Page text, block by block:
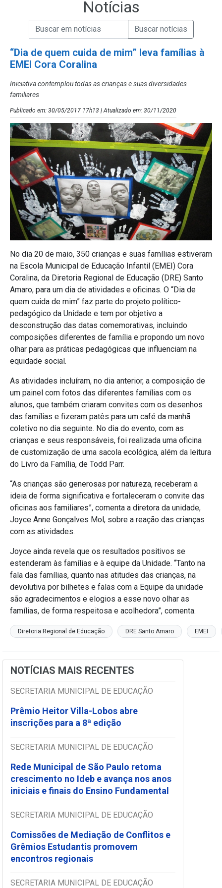
Notícias
Campo de Busca de Notícias
Campo de Busca de informaçõesEnviar a Busca de Notícias
“Dia de quem cuida de mim” leva famílias à
EMEI Cora Coralina
Iniciativa contemplou todas as crianças e suas diversidades
familiares
Publicado em: 30/05/2017 17h13 | Atualizado em: 30/11/2020
No dia 20 de maio, 350 crianças e suas famílias estiveram
na Escola Municipal de Educação Infantil (EMEI) Cora
Coralina, da Diretoria Regional de Educação (DRE) Santo
Amaro, para um dia de atividades e oficinas. O “Dia de
quem cuida de mim” faz parte do projeto político-
pedagógico da Unidade e tem por objetivo a
desconstrução das datas comemorativas, incluindo
composições diferentes de família e propondo um novo
olhar para as práticas pedagógicas que influenciam na
equidade social.
As atividades incluíram, no dia anterior, a composição de
um painel com fotos das diferentes famílias com os
alunos, que também criaram convites com os desenhos
das famílias e fizeram patês para um café da manhã
coletivo no dia seguinte. No dia do evento, com as
crianças e seus responsáveis, foi realizada uma oficina
de customização de uma sacola ecológica, além da leitura
do Livro da Família, de Todd Parr.
“As crianças são generosas por natureza, receberam a
ideia de forma significativa e fortaleceram o convite das
oficinas aos familiares”, comenta a diretora da unidade,
Joyce Anne Gonçalves Mol, sobre a reação das crianças
com as atividades.
Joyce ainda revela que os resultados positivos se
estenderam às famílias e à equipe da Unidade. “Tanto na
fala das famílias, quanto nas atitudes das crianças, na
devolutiva por bilhetes e falas com a Equipe da unidade
são agradecimentos e elogios a esse novo olhar as
famílias, de forma respeitosa e acolhedora”, comenta.
Diretoria Regional de Educação DRE Santo Amaro EMEI
NOTÍCIAS MAIS RECENTES
SECRETARIA MUNICIPAL DE EDUCAÇÃO
Prêmio Heitor Villa-Lobos abre
inscrições para a 8ª edição
SECRETARIA MUNICIPAL DE EDUCAÇÃO
Rede Municipal de São Paulo retoma
crescimento no Ideb e avança nos anos
iniciais e finais do Ensino Fundamental
SECRETARIA MUNICIPAL DE EDUCAÇÃO
Comissões de Mediação de Conflitos e
Grêmios Estudantis promovem
encontros regionais
SECRETARIA MUNICIPAL DE EDUCAÇÃO